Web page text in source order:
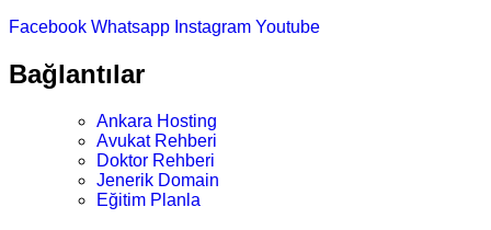
Facebook Whatsapp Instagram Youtube
Bağlantılar
Ankara Hosting
Avukat Rehberi
Doktor Rehberi
Jenerik Domain
Eğitim Planla